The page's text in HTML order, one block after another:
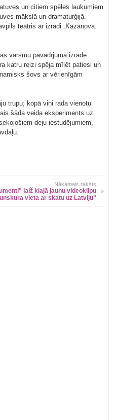
un citiem spēles laukumiem
mākslā un dramaturģijā.
teātris ar izrādi „Kazanova.
vārsmu pavadījumā izrāde
katru reizi spēja mīlēt patiesi un
šovs ar vērienīgām
trupu; kopā viņi rada vienotu
šāda veida eksperiments uz
deju iestudējumiem,
Nākamais raksts
laiž klajā jaunu videoklipu
vieta ar skatu uz Latviju"